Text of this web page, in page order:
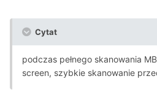
Cytat
podczas pełnego skanowania
screen, szybkie skanowanie